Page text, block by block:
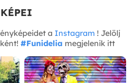
a Instagram ! Jelölj
#Funidelia megjelenik itt